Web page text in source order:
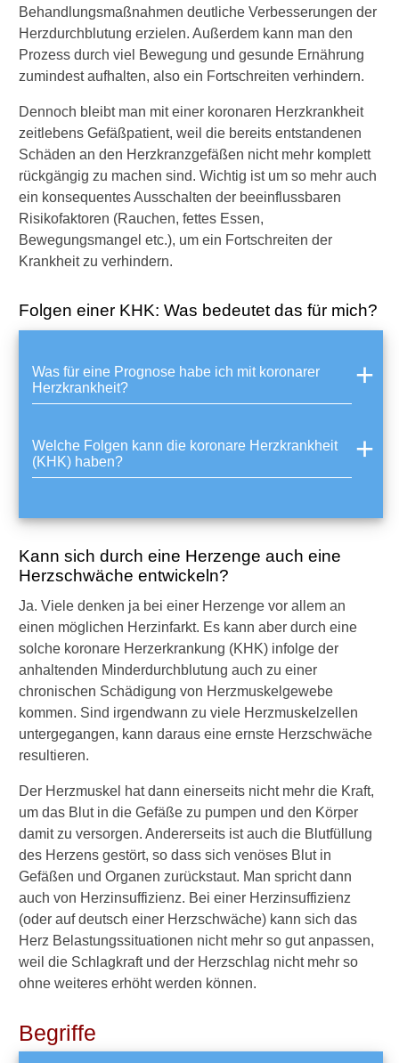
Behandlungsmaßnahmen deutliche Verbesserungen der
Herzdurchblutung erzielen. Außerdem kann man den
Prozess durch viel Bewegung und gesunde Ernährung
zumindest aufhalten, also ein Fortschreiten verhindern.
Dennoch bleibt man mit einer koronaren Herzkrankheit
zeitlebens Gefäßpatient, weil die bereits entstandenen
Schäden an den Herzkranzgefäßen nicht mehr komplett
rückgängig zu machen sind. Wichtig ist um so mehr auch
ein konsequentes Ausschalten der beeinflussbaren
Risikofaktoren (Rauchen, fettes Essen,
Bewegungsmangel etc.), um ein Fortschreiten der
Krankheit zu verhindern.
Folgen einer KHK: Was bedeutet das für mich?
Was für eine Prognose habe ich mit koronarer
Herzkrankheit?
Welche Folgen kann die koronare Herzkrankheit
(KHK) haben?
Kann sich durch eine Herzenge auch eine
Herzschwäche entwickeln?
Ja. Viele denken ja bei einer Herzenge vor allem an
einen möglichen Herzinfarkt. Es kann aber durch eine
solche koronare Herzerkrankung (KHK) infolge der
anhaltenden Minderdurchblutung auch zu einer
chronischen Schädigung von Herzmuskelgewebe
kommen. Sind irgendwann zu viele Herzmuskelzellen
untergegangen, kann daraus eine ernste Herzschwäche
resultieren.
Der Herzmuskel hat dann einerseits nicht mehr die Kraft,
um das Blut in die Gefäße zu pumpen und den Körper
damit zu versorgen. Andererseits ist auch die Blutfüllung
des Herzens gestört, so dass sich venöses Blut in
Gefäßen und Organen zurückstaut. Man spricht dann
auch von Herzinsuffizienz. Bei einer Herzinsuffizienz
(oder auf deutsch einer Herzschwäche) kann sich das
Herz Belastungssituationen nicht mehr so gut anpassen,
weil die Schlagkraft und der Herzschlag nicht mehr so
ohne weiteres erhöht werden können.
Begriffe